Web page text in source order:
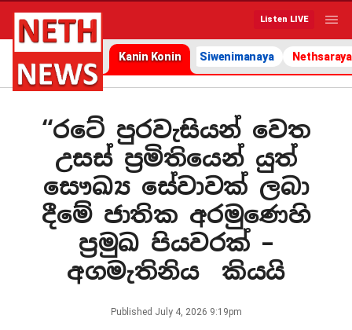
Listen LIVE
Kanin Konin Siwenimanaya Nethsaraya
“රටේ පුරවැසියන් වෙත
උසස් ප්‍රමිතියෙන් යුත්
සෞඛ්‍ය සේවාවක් ලබා
දීමේ ජාතික අරමුණෙහි
ප්‍රමුඛ පියවරක් –
අගමැතිනිය කියයි
Published July 4, 2026 9:19pm